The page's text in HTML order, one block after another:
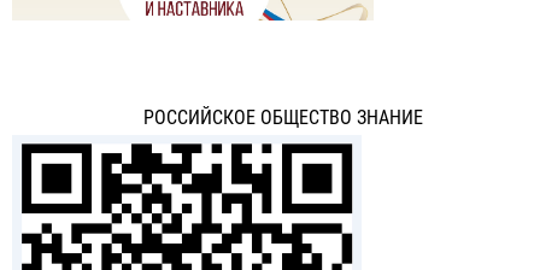
РОССИЙСКОЕ ОБЩЕСТВО ЗНАНИЕ